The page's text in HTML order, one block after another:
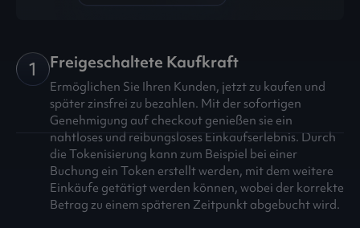
1 Freigeschaltete Kaufkraft
Ermöglichen Sie Ihren Kunden, jetzt zu kaufen und
später zinsfrei zu bezahlen. Mit der sofortigen
Genehmigung auf checkout genießen sie ein
nahtloses und reibungsloses Einkaufserlebnis. Durch
die Tokenisierung kann zum Beispiel bei einer
Buchung ein Token erstellt werden, mit dem weitere
Einkäufe getätigt werden können, wobei der korrekte
Betrag zu einem späteren Zeitpunkt abgebucht wird.